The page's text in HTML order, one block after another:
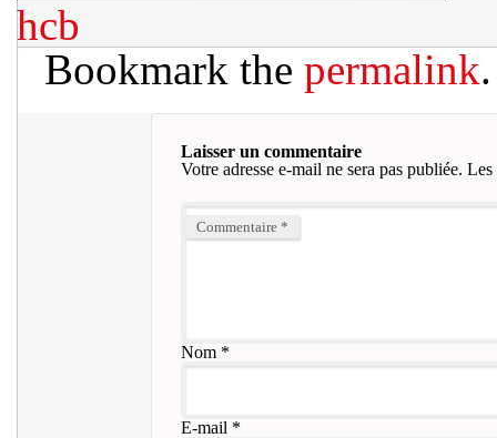
hcb
Bookmark the permalink.
Laisser un commentaire
Votre adresse e-mail ne sera pas publiée. Les
Commentaire *
Nom*
E-mail *